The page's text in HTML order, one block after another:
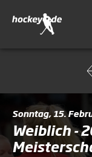
Sonntag, 15.
Weiblich -